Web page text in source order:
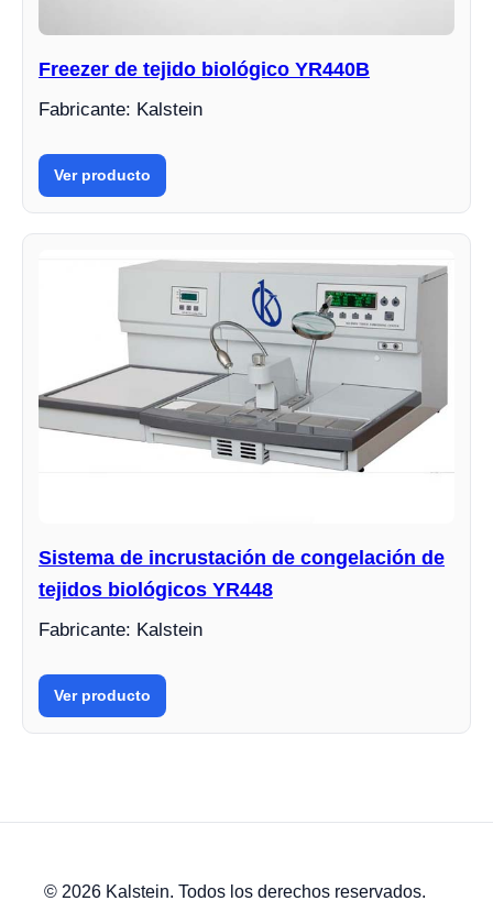
Freezer de tejido biológico YR440B
Fabricante: Kalstein
Ver producto
Sistema de incrustación de congelación de
tejidos biológicos YR448
Fabricante: Kalstein
Ver producto
© 2026 Kalstein. Todos los derechos reservados.